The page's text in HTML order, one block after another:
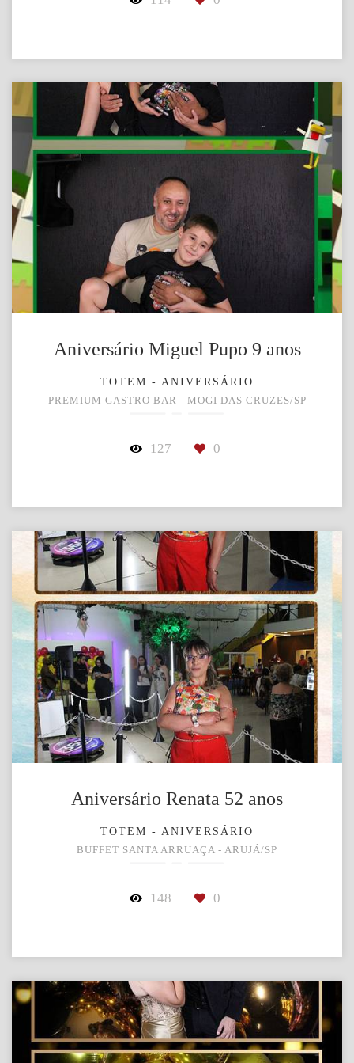
Aniversário Miguel Pupo 9 anos
TOTEM - ANIVERSÁRIO
PREMIUM GASTRO BAR - MOGI DAS CRUZES/SP
127 0
Aniversário Renata 52 anos
TOTEM - ANIVERSÁRIO
BUFFET SANTA ARRUAÇA - ARUJÁ/SP
148 0